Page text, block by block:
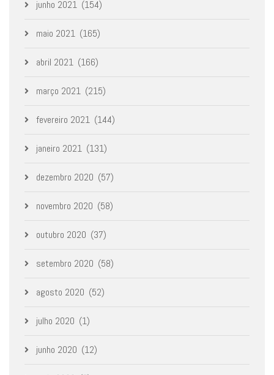
junho 2021 (154)
maio 2021 (165)
abril 2021 (166)
março 2021 (215)
fevereiro 2021 (144)
janeiro 2021 (131)
dezembro 2020 (57)
novembro 2020 (58)
outubro 2020 (37)
setembro 2020 (58)
agosto 2020 (52)
julho 2020 (1)
junho 2020 (12)